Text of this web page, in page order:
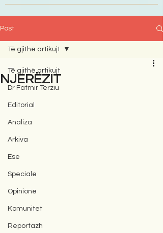
Post
Të gjithë artikujt
Dr Fatmir Terziu
Editorial
Analiza
Arkiva
Ese
Speciale
Opinione
Komunitet
Reportazh
Të gjithë artikujt
NJERËZIT